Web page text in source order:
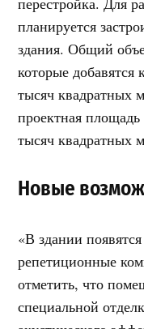
планируется
здания. Общий
которые
тысяч квадратных
проектная
тысяч квадратных
Новые
«В здании
репетиционные
отметить, что
специальной